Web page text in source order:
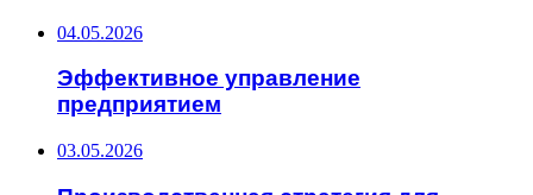
04.05.2026
Эффективное управление
предприятием
03.05.2026